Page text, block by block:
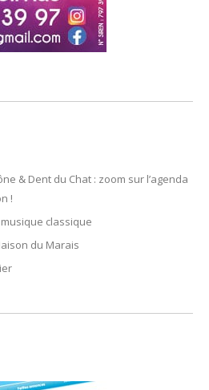
& Dent du Chat : zoom sur l’agenda
!
classique
du Marais